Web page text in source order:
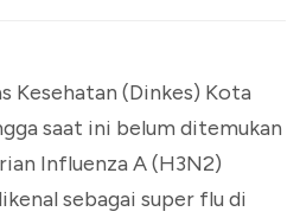
Kesehatan (Dinkes) Kota
saat ini belum ditemukan
Influenza A (H3N2)
sebagai super flu di